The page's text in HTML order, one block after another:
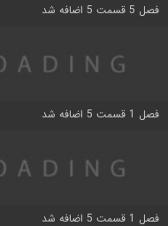
فصل 5 قسمت 5 اضافه شد
فصل 1 قسمت 5 اضافه شد
فصل 1 قسمت 5 اضافه شد